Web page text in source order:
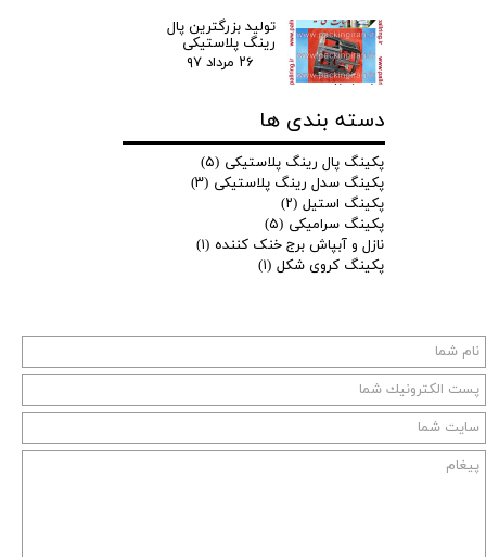
تولید بزرگترین پال
رینگ پلاستیکی
۲۶ مرداد ۹۷
دسته بندی ها
پکینگ پال رینگ پلاستیکی (۵)
پکینگ سدل رینگ پلاستیکی (۳)
پکینگ استیل (۲)
پکینگ سرامیکی (۵)
نازل و آبپاش برج خنک کننده (۱)
پکینگ کروی شکل (۱)